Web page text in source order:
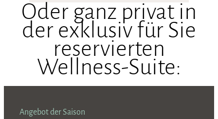
Oder ganz privat in
der exklusiv für Sie
reservierten
Wellness-Suite:
Angebot der Saison